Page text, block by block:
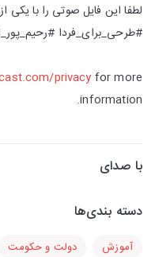
لطفا این فایل صوتی را با یکی
#طرحی_برای_فردا
privacy for more
information.
با صدای
دسته بندی‌ها
آموزش دولت و حکومت